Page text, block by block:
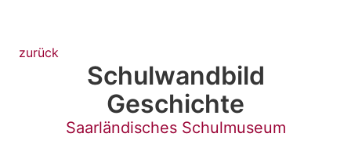
zurück
Schulwandbild
Geschichte
Saarländisches Schulmuseum